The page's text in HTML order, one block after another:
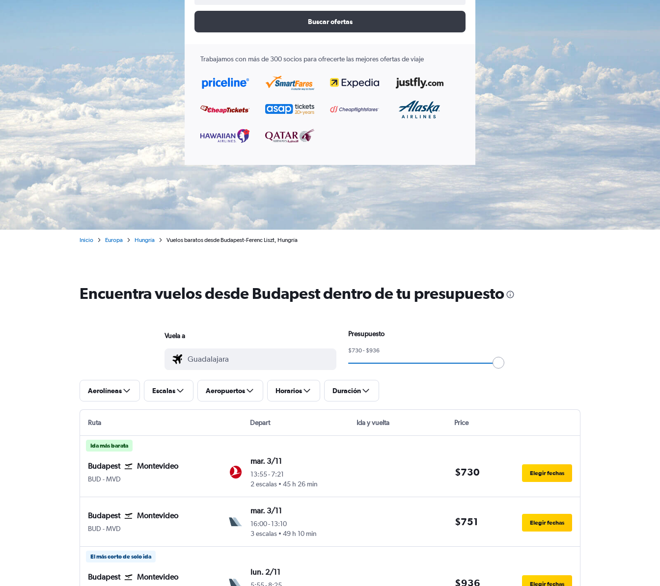
Buscar ofertas
Trabajamos con más de 300 socios para ofrecerte las mejores ofertas de viaje
Inicio Europa Hungría Vuelos baratos desde Budapest-Ferenc Liszt, Hungría
Encuentra vuelos desde Budapest dentro de tu presupuesto
Vuela a Presupuesto
$730 - $936
Aerolíneas Escalas Aeropuertos Horarios Duración
Ruta Depart Ida y vuelta Price
Ida más barata
Budapest Montevideo
BUD -MVD
mar. 3/11
13:55-7:21
2 escalas
45 h 26 min
$730 Elegir fechas
Budapest Montevideo
BUD -MVD
mar. 3/11
16:00-13:10
3 escalas
49 h 10 min
$751 Elegir fechas
El más corto de solo ida
Budapest Montevideo
lun. 2/11
$936 Elegir fechas